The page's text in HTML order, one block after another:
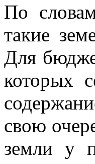
По словам
такие
Для
которых
свою
земли у